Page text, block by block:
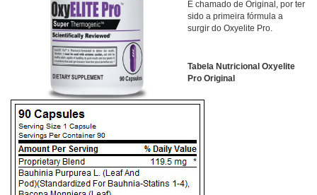
É chamado de Original, por ter
sido a primeira fórmula a
surgir do Oxyelite Pro.
Tabela Nutricional Oxyelite
Pro Original